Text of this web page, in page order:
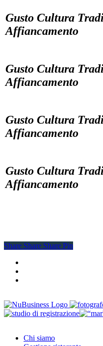
Gusto Cultura
Affiancamento
Gusto Cultura
Affiancamento
Gusto Cultura
Affiancamento
Gusto Cultura
Affiancamento
Share
Share Share Share Pin
Close
Chi siamo